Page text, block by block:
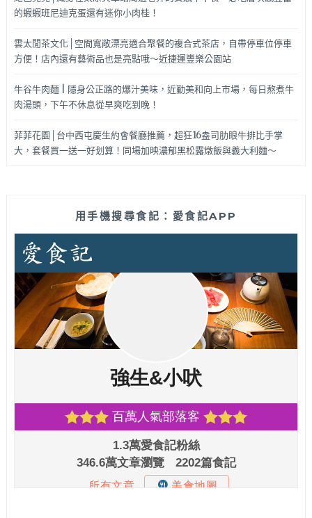
的蝦蝦班尼迪克蛋還有迷你小肉桂！
雲太閒茶文化│空間寬敞漂亮適合聚餐的複合式茶店，自帶停車位停車
方便！店內還有藝術品也是亮點哦～近捷運豐樂公園站
牛谷牛肉麵 | 隱身公正路的爆汁美味，近勤美和向上市場，每日熬煮牛
肉湯頭，下午不休息從早爽吃到晚！
菲菲花園│台中西屯慶生約會餐廳推薦，超狂16盎司肋眼牛排比手掌
大，套餐買一送一好划算！同場加映濃郁黑松露燉飯與義大利麵～
用手機搜尋食記：愛食記APP